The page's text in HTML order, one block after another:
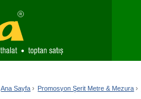
Ana Sayfa › Promosyon Şerit Metre & Mezura ›